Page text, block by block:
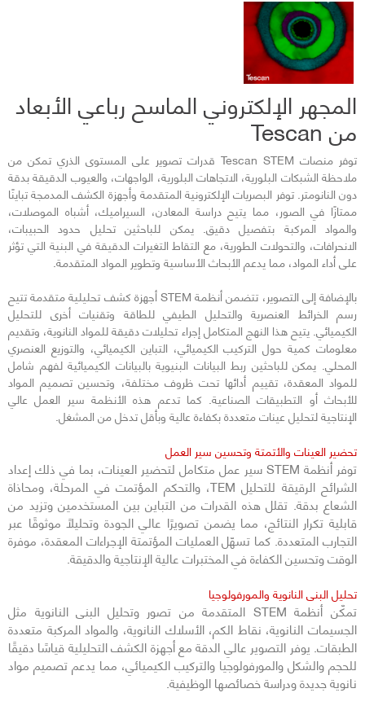
المجهر الإلكتروني الماسح رباعي الأبعاد
من Tescan
توفر منصات Tescan STEM قدرات تصوير على المستوى الذري تمكن من
ملاحظة الشبكات البلورية، الاتجاهات البلورية، الواجهات، والعيوب الدقيقة بدقة
دون النانومتر. توفر البصريات الإلكترونية المتقدمة وأجهزة الكشف المدمجة تباينًا
ممتازًا في الصور، مما يتيح دراسة المعادن، السيراميك، أشباه الموصلات،
والمواد المركبة بتفصيل دقيق. يمكن للباحثين تحليل حدود الحبيبات،
الانحرافات، والتحولات الطورية، مع التقاط التغيرات الدقيقة في البنية التي تؤثر
على أداء المواد، مما يدعم الأبحاث الأساسية وتطوير المواد المتقدمة.
بالإضافة إلى التصوير، تتضمن أنظمة STEM أجهزة كشف تحليلية متقدمة تتيح
رسم الخرائط العنصرية والتحليل الطيفي للطاقة وتقنيات أخرى للتحليل
الكيميائي. يتيح هذا النهج المتكامل إجراء تحليلات دقيقة للمواد النانوية، وتقديم
معلومات كمية حول التركيب الكيميائي، التباين الكيميائي، والتوزيع العنصري
المحلي. يمكن للباحثين ربط البيانات البنيوية بالبيانات الكيميائية لفهم شامل
للمواد المعقدة، تقييم أدائها تحت ظروف مختلفة، وتحسين تصميم المواد
للأبحاث أو التطبيقات الصناعية. كما تدعم هذه الأنظمة سير العمل عالي
الإنتاجية لتحليل عينات متعددة بكفاءة عالية وبأقل تدخل من المشغل.
تحضير العينات والأتمتة وتحسين سير العمل
توفر أنظمة STEM سير عمل متكامل لتحضير العينات، بما في ذلك إعداد
الشرائح الرقيقة للتحليل TEM، والتحكم المؤتمت في المرحلة، ومحاذاة
الشعاع بدقة. تقلل هذه القدرات من التباين بين المستخدمين وتزيد من
قابلية تكرار النتائج، مما يضمن تصويرًا عالي الجودة وتحليلًا موثوقًا عبر
التجارب المتعددة. كما تسهّل العمليات المؤتمتة الإجراءات المعقدة، موفرة
الوقت وتحسين الكفاءة في المختبرات عالية الإنتاجية والدقيقة.
تحليل البنى النانوية والمورفولوجيا
تمكّن أنظمة STEM المتقدمة من تصور وتحليل البنى النانوية مثل
الجسيمات النانوية، نقاط الكم، الأسلاك النانوية، والمواد المركبة متعددة
الطبقات. يوفر التصوير عالي الدقة مع أجهزة الكشف التحليلية قياسًا دقيقًا
للحجم والشكل والمورفولوجيا والتركيب الكيميائي، مما يدعم تصميم مواد
نانوية جديدة ودراسة خصائصها الوظيفية.